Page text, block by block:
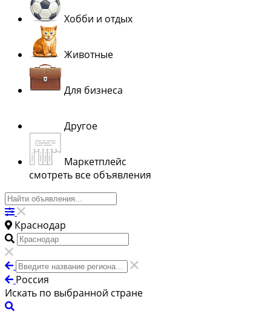
Хобби и отдых
Животные
Для бизнеса
Другое
Маркетплейс
смотреть все объявления
Краснодар
Россия
Искать по выбранной стране